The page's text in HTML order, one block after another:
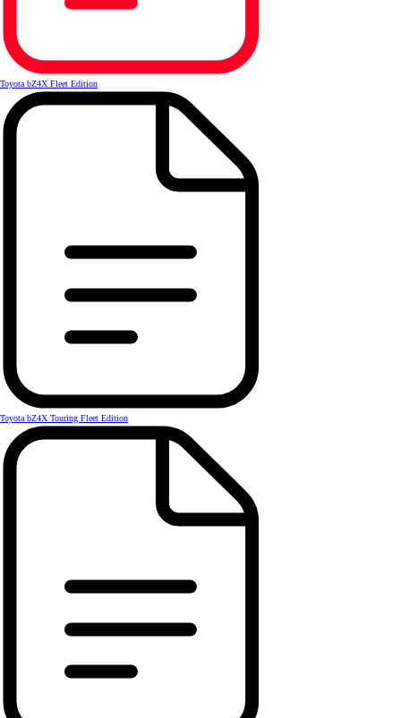
Toyota bZ4X Fleet Edition
Toyota bZ4X Touring Fleet Edition